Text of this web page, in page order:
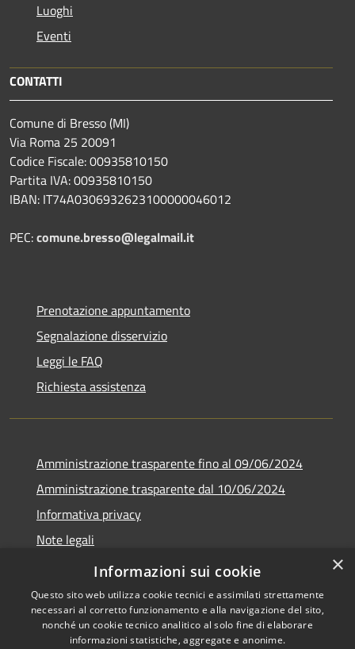
Luoghi
Eventi
CONTATTI
Comune di Bresso (MI)
Via Roma 25 20091
Codice Fiscale: 00935810150
Partita IVA: 00935810150
IBAN: IT74A0306932623100000046012
PEC:comune.bresso@legalmail.it
Prenotazione appuntamento
Segnalazione disservizio
Leggi le FAQ
Richiesta assistenza
Amministrazione trasparente fino al 09/06/2024
Amministrazione trasparente dal 10/06/2024
Informativa privacy
Note legali
Dichiarazione di accessibilità
Copyright © 2026 • Città di
×
Informazioni sui cookie
Questo sito web utilizza cookie tecnici e assimilati strettamente
necessari al corretto funzionamento e alla navigazione del sito,
nonché un cookie tecnico analitico al solo fine di elaborare
informazioni statistiche, aggregate e anonime.